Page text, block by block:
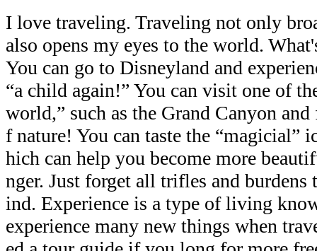
I love traveling. Traveling not only
also opens my eyes to the world.
You can go to Disneyland and
“a child again!” You can visit one of
world,” such as the Grand Canyon
f nature! You can taste the “magicial”
hich can help you become more
nger. Just forget all trifles and
ind. Experience is a type of living
experience many new things when